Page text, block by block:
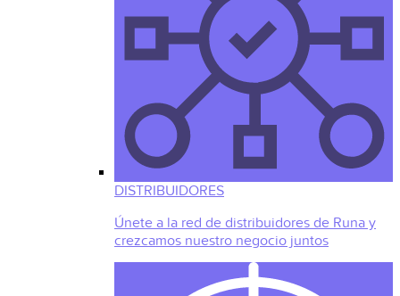
DISTRIBUIDORES
Únete a la red de distribuidores de Runa y
crezcamos nuestro negocio juntos